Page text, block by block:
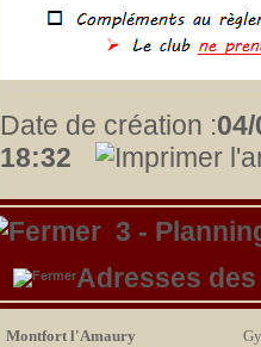
Date de création :
18:32
3 -
Adresses
Montfort l'Amaury